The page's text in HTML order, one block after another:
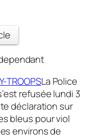
La Police
refusée lundi 3
déclaration sur
bleus pour viol
environs de